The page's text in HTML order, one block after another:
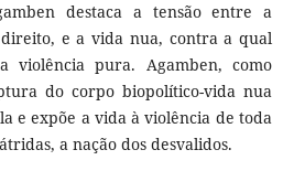
destaca a tensão entre a
e a vida nua, contra a qual
violência pura. Agamben, como
do corpo biopolítico-vida nua
e expõe a vida à violência de toda
a nação dos desvalidos.